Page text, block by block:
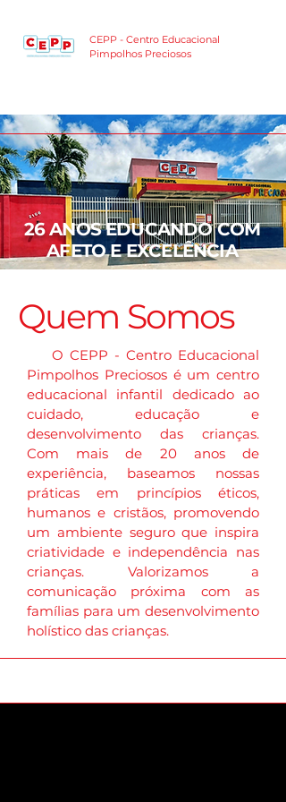
CEPP - Centro Educacional
Pimpolhos Preciosos
26 ANOS EDUCANDO COM
AFETO E EXCELÊNCIA
Quem Somos
O CEPP - Centro Educacional
Pimpolhos Preciosos é um centro
educacional infantil dedicado ao
cuidado, educação e
desenvolvimento das crianças.
Com mais de 20 anos de
experiência, baseamos nossas
práticas em princípios éticos,
humanos e cristãos, promovendo
um ambiente seguro que inspira
criatividade e independência nas
crianças. Valorizamos a
comunicação próxima com as
famílias para um desenvolvimento
holístico das crianças.